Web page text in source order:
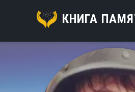
КНИГА